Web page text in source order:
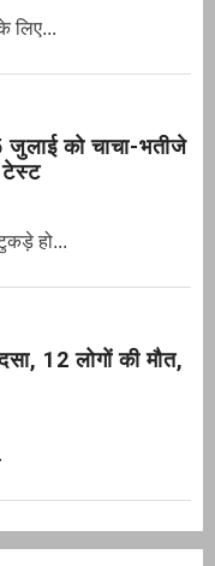
के लिए...
जुलाई को चाचा-भतीजे
हो...
12 लोगों की मौत,